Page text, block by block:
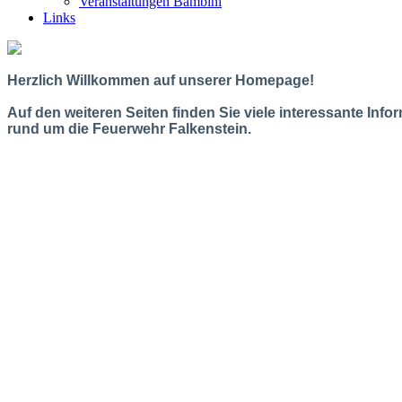
Links
Herzlich Willkommen auf unserer Homepage!
Auf den weiteren Seiten finden Sie viele interessante
rund um die Feuerwehr Falkenstein.